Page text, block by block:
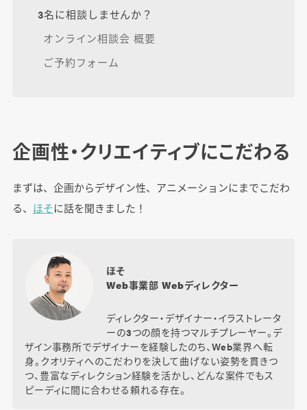
3名に相談しませんか？
オンライン相談会 概要
ご予約フォーム
企画性・クリエイティブにこだわる
まずは、企画からデザイン性、アニメーションにまでこだわ
る、 ほそに話を聞きました！
ほそ
Web事業部 Webディレクター
ディレクター・デザイナー・イラストレータ
ーの3つの顔を持つマルチプレーヤー。デ
ザイン事務所でデザイナーを経験したのち、Web業界へ転
身。クオリティへのこだわりを決して曲げない姿勢を貫きつ
つ、豊富なディレクション経験を活かし、どんな案件でもス
ピーディに間に合わせる頼れる存在。